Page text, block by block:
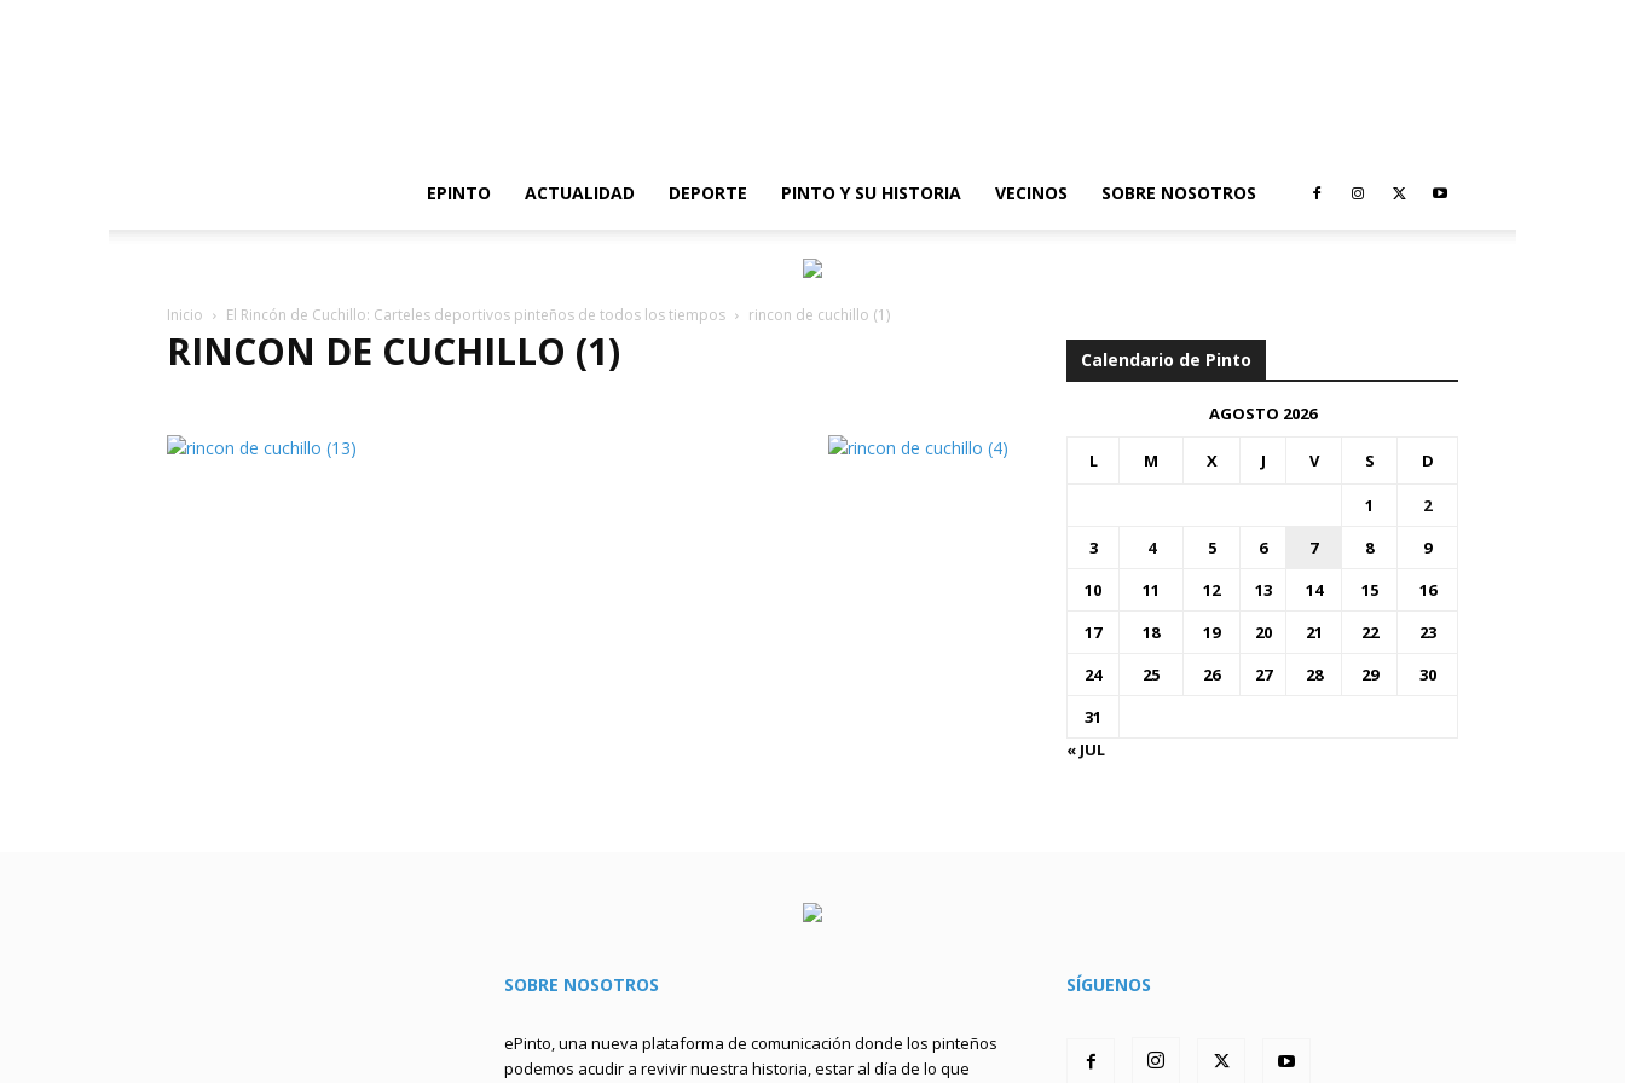
EPINTO
ACTUALIDAD DEPORTE PINTO Y SU HISTORIA VECINOS SOBRE NOSOTROS
Inicio El Rincón de Cuchillo: Carteles deportivos pinteños de todos los tiempos rincon de cuchillo (1)
RINCON DE CUCHILLO (1) Calendario de Pinto
AGOSTO 2026
L M X J V S D
1
2
3
4 5 6 7 8
9
10
11 12 13 14 15
16
17
18 19 20 21 22
23
24
25 26 27 28 29
30
31
« JUL
SOBRE NOSOTROS
ePinto, una nueva plataforma de comunicación donde los pinteños
podemos acudir a revivir nuestra historia, estar al día de lo que
SÍGUENOS